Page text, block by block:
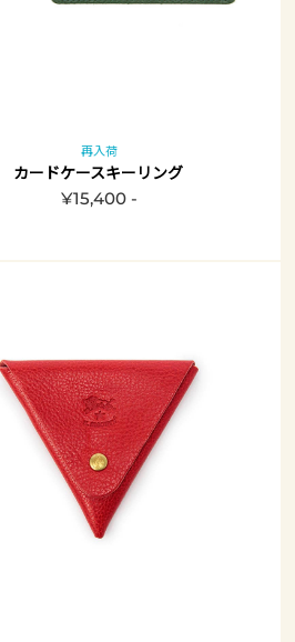
再入荷
カードケースキーリング
¥15,400 -